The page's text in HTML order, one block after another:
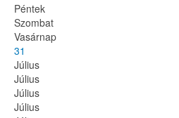
Péntek
Szombat
Vasárnap
31
Július
Július
Július
Július